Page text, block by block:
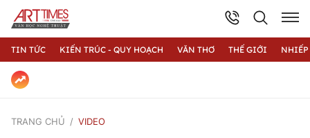
TIN TỨC KIẾN TRÚC - QUY HOẠCH VĂN THƠ THẾ GIỚI
TRANG CHỦ VIDEO